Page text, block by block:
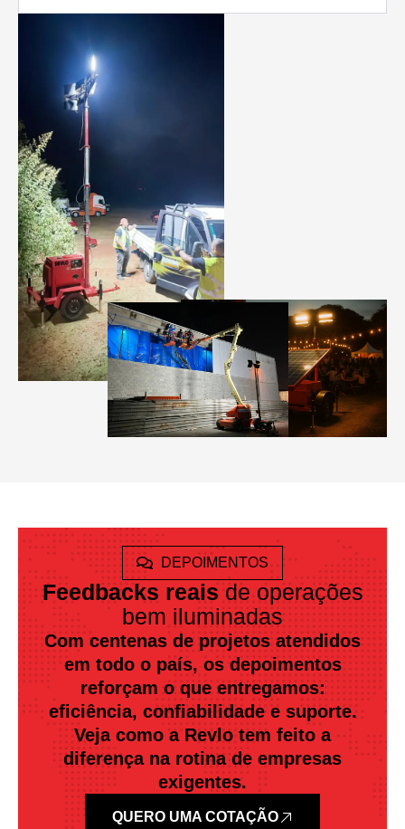
DEPOIMENTOS
Feedbacks reaisde operações
bem iluminadas
Com centenas de projetos atendidos
em todo o país, os depoimentos
reforçam o que entregamos:
eficiência, confiabilidade e suporte.
Veja como a Revlo tem feito a
diferença na rotina de empresas
exigentes.
QUERO UMA COTAÇÃO